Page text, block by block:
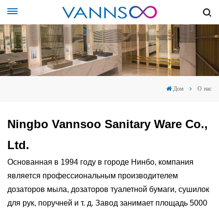
Дом О нас
Ningbo Vannsoo Sanitary Ware Co.,
Ltd.
Основанная в 1994 году в городе Нинбо, компания
является профессиональным производителем
дозаторов мыла, дозаторов туалетной бумаги, сушилок
для рук, поручней и т. д. Завод занимает площадь 5000